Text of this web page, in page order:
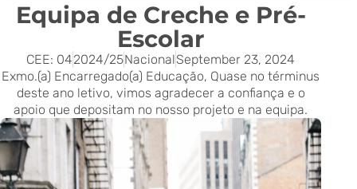
Equipa de Creche e Pré-
Escolar
CEE: 042024/25NacionalSeptember 23, 2024
Exmo.(a) Encarregado(a) Educação, Quase no términus
deste ano letivo, vimos agradecer a confiança e o
apoio que depositam no nosso projeto e na equipa.